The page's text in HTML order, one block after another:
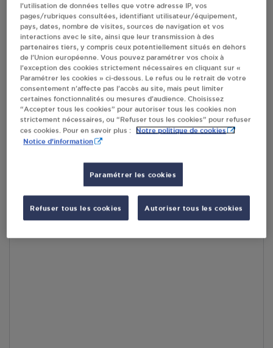
AFFICHER LE TÉLÉPHONE
RECEVOIR LES COORDONNÉES DU REVENDEUR
En cliquant sur « S’y rendre », j’autorise le traitement
d’informations (dont mon adresse IP) et leur transfert hors UE
par Google Maps afin d’afficher la carte.
En savoir plus
Accès
l’utilisation de données telles que votre adresse IP, vos
pages/rubriques consultées, identifiant utilisateur/équipement,
pays, dates, nombre de visites, sources de navigation et vos
interactions avec le site, ainsi que leur transmission à des
partenaires tiers, y compris ceux potentiellement situés en dehors
de l’Union européenne. Vous pouvez paramétrer vos choix à
l’exception des cookies strictement nécessaires en cliquant sur «
Paramétrer les cookies » ci-dessous. Le refus ou le retrait de votre
consentement n’affecte pas l’accès au site, mais peut limiter
certaines fonctionnalités ou mesures d’audience. Choisissez
“Accepter tous les cookies” pour autoriser tous les cookies non
strictement nécessaires, ou “Refuser tous les cookies” pour refuser
ces cookies. Pour en savoir plus :
Notre politique de cookies
Notice d'information
Paramétrer les cookies
Refuser tous les cookies Autoriser tous les cookies